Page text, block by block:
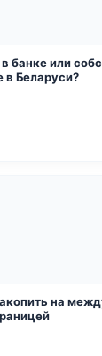
банке или
в Беларуси?
на